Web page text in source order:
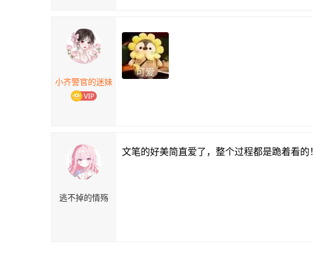
小齐警官的迷妹
逃不掉的情殇
文笔的好美简直爱了，整个过程都是跪着看的！